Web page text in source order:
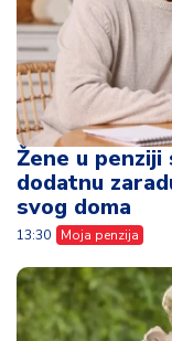
Žene u
dodatnu
svog doma
13:30 Moja penzija